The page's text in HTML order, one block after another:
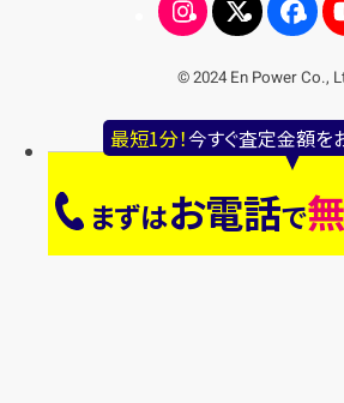
最短1分！今すぐ査定金額を
まずはお電話で
© 2024 En Power Co.,